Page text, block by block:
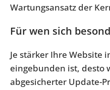
Wartungsansatz der
Für wen sich
Je stärker Ihre Website
eingebunden ist, desto
abgesicherter Update-